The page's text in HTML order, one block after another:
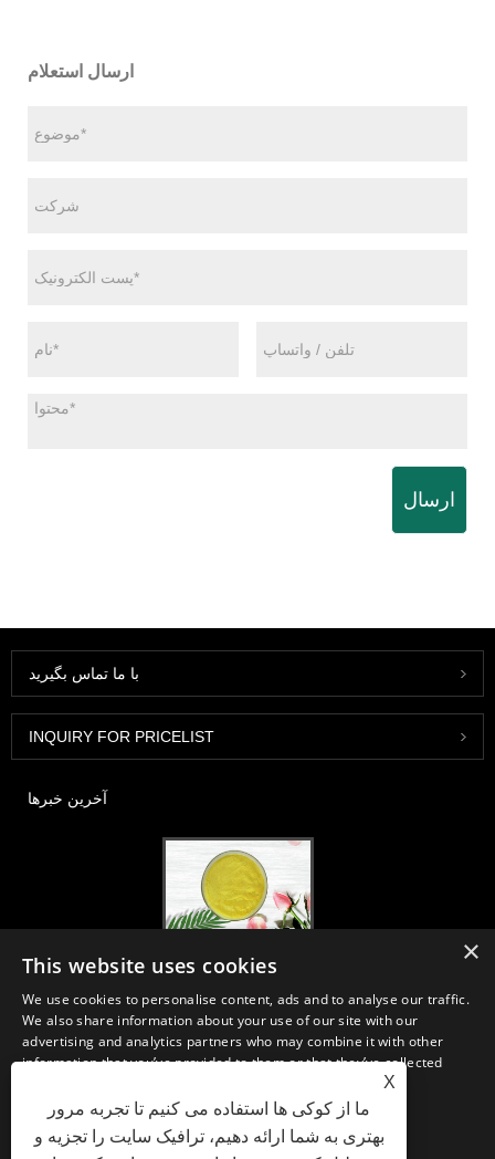
ارسال استعلام
ارسال
با ما تماس بگیرید
INQUIRY FOR PRICELIST
آخرین خبرها
ما مواد اولیه و فرآورده های اساسی مواد مغذی ، مکمل ها و صنایع غذایی و
آشامیدنی کاربردی را از تولیدات اولیه تولید مستقر در چین ، ژاپن و کره تولید ،
بازاریابی و توزیع می کنیم ، جایی که ما چندین سال تجربه داریم و بسیار خوب
مستقر هستیم. تخصص و اعتبار ما در تأمین منابع به نفع شرکای ما در سراسر
X
ما از کوکی ها استفاده می کنیم تا تجربه مرور
بهتری به شما ارائه دهیم، ترافیک سایت را تجزیه و
×
This website uses cookies
We use cookies to personalise content, ads and to analyse our traffic.
We also share information about your use of our site with our
advertising and analytics partners who may combine it with other
information that you’ve provided to them or that they’ve collected
STRICTLY NECESSARY
PERFORMANCE